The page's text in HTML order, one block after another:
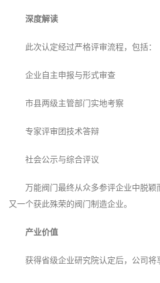
‌深度解读‌
此次认定经过严格评审流程，包括：
企业自主申报与形式审查
市县两级主管部门实地考察
专家评审团技术答辩
社会公示与综合评议
万能阀门最终从众多参评企业中脱
又一个获此殊荣的阀门制造企业。
‌产业价值‌
获得省级企业研究院认定后，公司将